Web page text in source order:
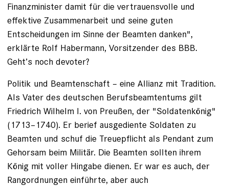
Finanzminister damit für die vertrauensvolle und
effektive Zusammenarbeit und seine guten
Entscheidungen im Sinne der Beamten danken",
erklärte Rolf Habermann, Vorsitzender des BBB.
Geht’s noch devoter?
Politik und Beamtenschaft – eine Allianz mit Tradition.
Als Vater des deutschen Berufsbeamtentums gilt
Friedrich Wilhelm I. von Preußen, der "Soldatenkönig"
(1713–1740). Er berief ausgediente Soldaten zu
Beamten und schuf die Treuepflicht als Pendant zum
Gehorsam beim Militär. Die Beamten sollten ihrem
König mit voller Hingabe dienen. Er war es auch, der
Rangordnungen einführte, aber auch